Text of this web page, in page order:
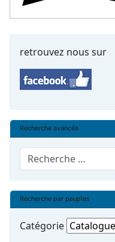
retrouvez nous sur
Recherche avancée
Rechercher
Recherche par peuples
Catégorie